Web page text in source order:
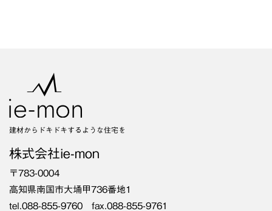
建材からドキドキするような住宅を
株式会社ie-mon
〒783-0004
高知県南国市大埇甲736番地1
tel.088-855-9760 fax.088-855-9761